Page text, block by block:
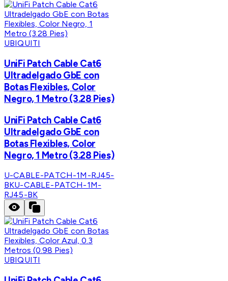
UBIQUITI
UniFi Patch Cable Cat6
Ultradelgado GbE con
Botas Flexibles, Color
Negro, 1 Metro (3.28 Pies)
UniFi Patch Cable Cat6
Ultradelgado GbE con
Botas Flexibles, Color
Negro, 1 Metro (3.28 Pies)
U-CABLE-PATCH-1M-RJ45-
BKU-CABLE-PATCH-1M-
RJ45-BK
UBIQUITI